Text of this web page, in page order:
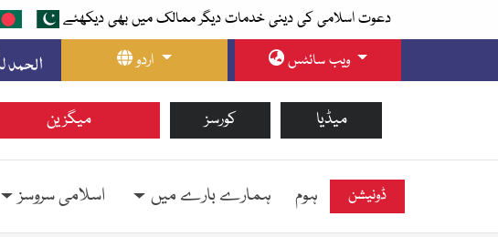
دعوت اسلامی کی دینی خدمات دیگر ممالک میں بھی دیکھئے
اردو
ویب سائٹس
میگزین کورسز میڈیا
ہوم ہمارے بارے میں اسلامی سروسز ڈونیشن